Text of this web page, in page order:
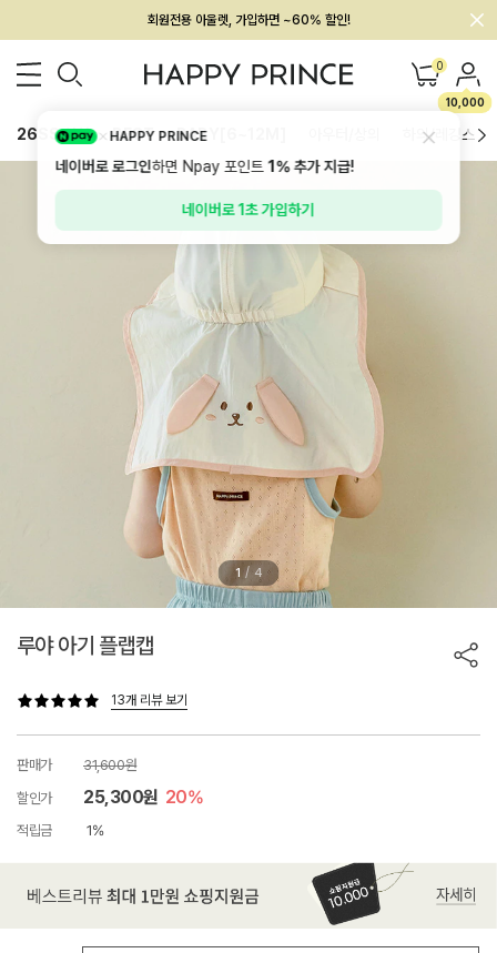
회원전용 아울렛, 가입하면 ~60% 할인!
멤버십 최대 28,000원 혜택 0
10,000
26SS 신상 BEST BABY[6~12M] 하의/레깅스
1 / 4
루야 아기 플랩캡
13개 리뷰 보기
판매가
31,600원
할인가
25,300원 20%
적립금 1%
HAPPY PRINCE
네이버로 로그인하면 Npay 포인트1%추가 지급!
네이버로 1초 가입하기